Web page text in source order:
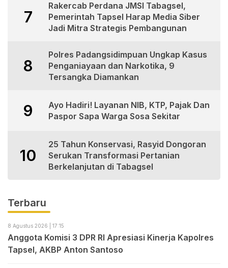
7
Rakercab Perdana JMSI Tabagsel,
Pemerintah Tapsel Harap Media Siber
Jadi Mitra Strategis Pembangunan
8
Polres Padangsidimpuan Ungkap Kasus
Penganiayaan dan Narkotika, 9
Tersangka Diamankan
9
Ayo Hadiri! Layanan NIB, KTP, Pajak Dan
Paspor Sapa Warga Sosa Sekitar
10
25 Tahun Konservasi, Rasyid Dongoran
Serukan Transformasi Pertanian
Berkelanjutan di Tabagsel
Terbaru
8 Agustus 2026 | 17:15
Anggota Komisi 3 DPR RI Apresiasi Kinerja Kapolres
Tapsel, AKBP Anton Santoso